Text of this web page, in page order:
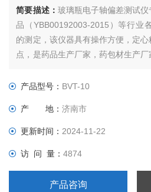
简要描述： 玻璃瓶电子轴偏差测试
品（YBB00192003-2015）等行业
的测定，该仪器具有操作方便，定
点，是药品生产厂家，药包材生产
产品型号： BVT-10
产 地：济南市
更新时间：2024-11-22
访 问 量：4874
产品咨询